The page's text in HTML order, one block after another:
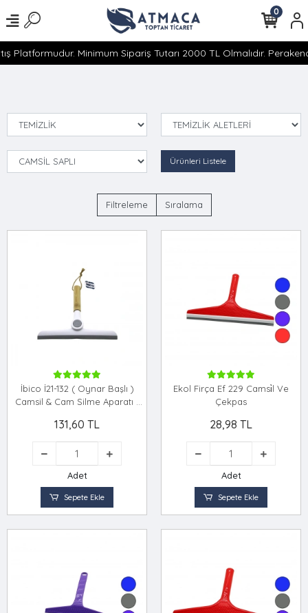
Platformudur. Minimum Sipariş Tutarı 2000 TL Olmalıdır.
0
Ürünleri Listele
Filtreleme Sıralama
İbico İ21-132 ( Oynar Başlı )
Camsil & Cam Silme Aparatı (
- 16.5 Uç : 24cm )*144
131,60 TL
Adet
Sepete Ekle
Ekol Firça Ef 229 Camsi̇l Ve
Çekpas
28,98 TL
Adet
Sepete Ekle